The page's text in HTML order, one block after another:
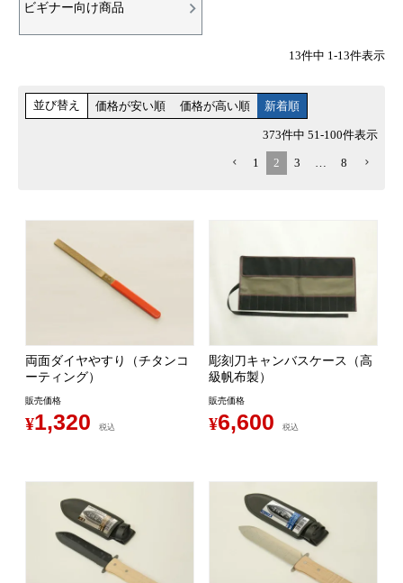
ビギナー向け商品
13件中 1 -13件表示
並び替え 価格が安い順 価格が高い順 新着順
373件中 51 -100件表示
1 2 3 8
両面ダイヤやすり（チタンコ
ーティング）
販売価格
¥1,320 税込
彫刻刀キャンバスケース（高
級帆布製）
販売価格
¥6,600 税込